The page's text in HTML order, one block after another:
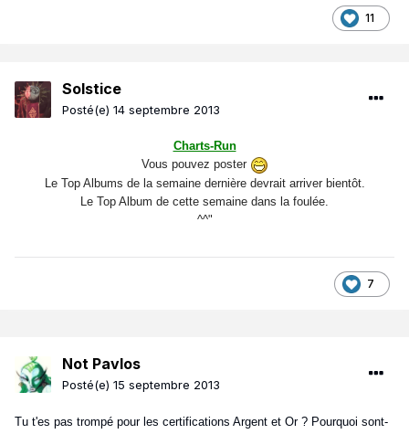
11
Solstice
Posté(e) 14 septembre 2013
Charts-Run
Vous pouvez poster
Le Top Albums de la semaine dernière devrait arriver bientôt.
Le Top Album de cette semaine dans la foulée.
^^"
7
Not Pavlos
Posté(e) 15 septembre 2013
Tu t'es pas trompé pour les certifications Argent et Or ? Pourquoi sont-